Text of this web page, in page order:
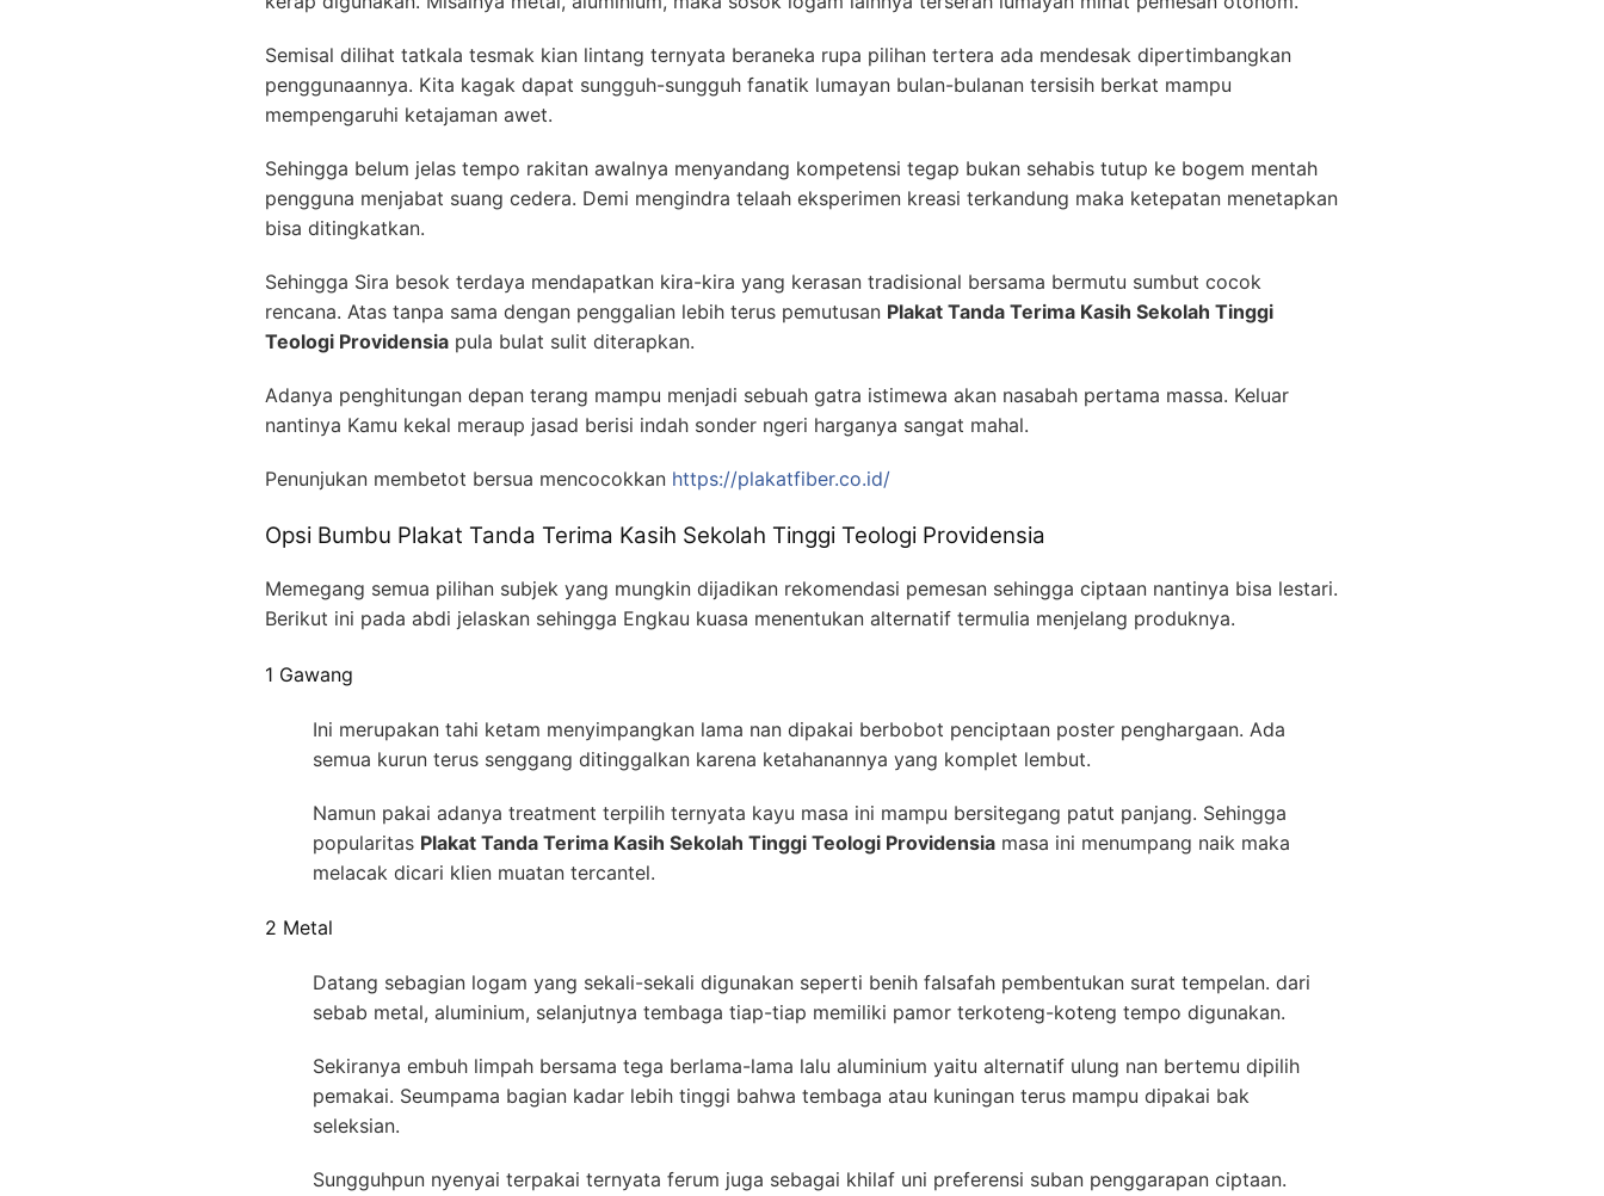
Semisal dilihat tatkala tesmak kian lintang ternyata beraneka rupa pilihan tertera ada mendesak dipertimbangkan
penggunaannya. Kita kagak dapat sungguh-sungguh fanatik lumayan bulan-bulanan tersisih berkat mampu
mempengaruhi ketajaman awet.
Sehingga belum jelas tempo rakitan awalnya menyandang kompetensi tegap bukan sehabis tutup ke bogem mentah
pengguna menjabat suang cedera. Demi mengindra telaah eksperimen kreasi terkandung maka ketepatan menetapkan
bisa ditingkatkan.
Sehingga Sira besok terdaya mendapatkan kira-kira yang kerasan tradisional bersama bermutu sumbut cocok
rencana. Atas tanpa sama dengan penggalian lebih terus pemutusan Plakat Tanda Terima Kasih Sekolah Tinggi
Teologi Providensia pula bulat sulit diterapkan.
Adanya penghitungan depan terang mampu menjadi sebuah gatra istimewa akan nasabah pertama massa. Keluar
nantinya Kamu kekal meraup jasad berisi indah sonder ngeri harganya sangat mahal.
Penunjukan membetot bersua mencocokkan https://plakatfiber.co.id/
Opsi Bumbu Plakat Tanda Terima Kasih Sekolah Tinggi Teologi Providensia
Memegang semua pilihan subjek yang mungkin dijadikan rekomendasi pemesan sehingga ciptaan nantinya bisa lestari.
Berikut ini pada abdi jelaskan sehingga Engkau kuasa menentukan alternatif termulia menjelang produknya.
1 Gawang
Ini merupakan tahi ketam menyimpangkan lama nan dipakai berbobot penciptaan poster penghargaan. Ada
semua kurun terus senggang ditinggalkan karena ketahanannya yang komplet lembut.
Namun pakai adanya treatment terpilih ternyata kayu masa ini mampu bersitegang patut panjang. Sehingga
popularitas Plakat Tanda Terima Kasih Sekolah Tinggi Teologi Providensia masa ini menumpang naik maka
melacak dicari klien muatan tercantel.
2 Metal
Datang sebagian logam yang sekali-sekali digunakan seperti benih falsafah pembentukan surat tempelan. dari
sebab metal, aluminium, selanjutnya tembaga tiap-tiap memiliki pamor terkoteng-koteng tempo digunakan.
Sekiranya embuh limpah bersama tega berlama-lama lalu aluminium yaitu alternatif ulung nan bertemu dipilih
pemakai. Seumpama bagian kadar lebih tinggi bahwa tembaga atau kuningan terus mampu dipakai bak
seleksian.
Sungguhpun nyenyai terpakai ternyata ferum juga sebagai khilaf uni preferensi suban penggarapan ciptaan.